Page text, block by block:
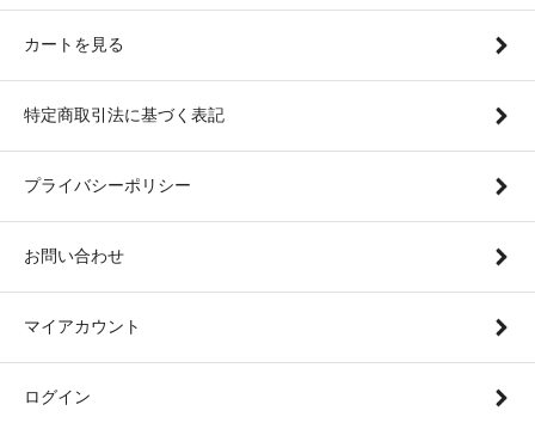
カートを見る
特定商取引法に基づく表記
プライバシーポリシー
お問い合わせ
マイアカウント
ログイン